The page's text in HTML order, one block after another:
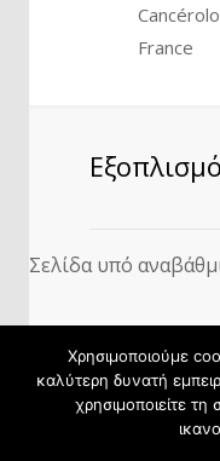
France
Σελίδα υπό
©2022
Χρησιμοποιούμε
καλύτερη δυνατή
χρησιμοποιείτε